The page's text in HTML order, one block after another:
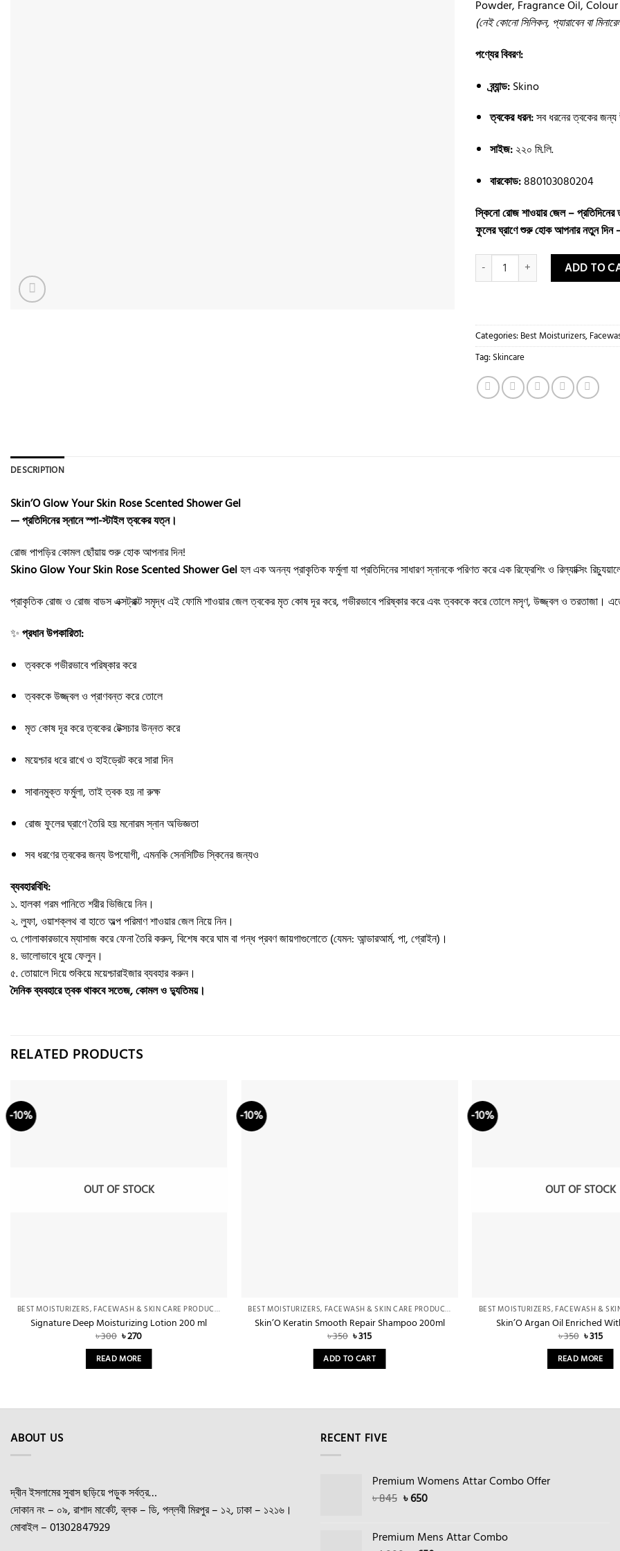
Powder, Fragrance Oil, Colour
(নেই কোনো সিলিকন, প্যারাবেন বা
পণ্যের বিবরণ:
ব্র্যান্ড:Skino
ত্বকের ধরন:সব ধরনের ত্বকের জন্য
সাইজ:২২০ মি.লি.
বারকোড:880103080204
স্কিনো রোজ শাওয়ার জেল –
ফুলের ঘ্রাণে শুরু হোক আপনার নতুন
Skin’O Glow Your Skin Rose
ADD TO
Categories: Best Moisturizers,
Tag: Skincare
DESCRIPTION
Skin’O Glow Your Skin Rose Scented Shower Gel
— প্রতিদিনের স্নানে স্পা-স্টাইল ত্বকের যত্ন।
রোজ পাপড়ির কোমল ছোঁয়ায় শুরু হোক আপনার দিন!
Skino Glow Your Skin Rose Scented Shower Gelহল এক অনন্য প্রাকৃতিক ফর্মুলা যা প্রতিদিনের সাধারণ স্নানকে পরিণত করে এক রিফ্রেশিং ও রিল্যাক্সিং
প্রাকৃতিক রোজ ও রোজ বাডস এক্সট্রাক্ট সমৃদ্ধ এই ফোমি শাওয়ার জেল ত্বকের মৃত কোষ দূর করে, গভীরভাবে পরিষ্কার করে এবং ত্বককে করে তোলে মসৃণ, উজ্জ্বল ও তরতাজা।
✨প্রধান উপকারিতা:
ত্বককে গভীরভাবে পরিষ্কার করে
ত্বককে উজ্জ্বল ও প্রাণবন্ত করে তোলে
মৃত কোষ দূর করে ত্বকের টেক্সচার উন্নত করে
ময়েশ্চার ধরে রাখে ও হাইড্রেট করে সারা দিন
সাবানমুক্ত ফর্মুলা, তাই ত্বক হয় না রুক্ষ
রোজ ফুলের ঘ্রাণে তৈরি হয় মনোরম স্নান অভিজ্ঞতা
সব ধরণের ত্বকের জন্য উপযোগী, এমনকি সেনসিটিভ স্কিনের জন্যও
ব্যবহারবিধি:
১. হালকা গরম পানিতে শরীর ভিজিয়ে নিন।
২. লুফা, ওয়াশক্লথ বা হাতে অল্প পরিমাণ শাওয়ার জেল নিয়ে নিন।
৩. গোলাকারভাবে ম্যাসাজ করে ফেনা তৈরি করুন, বিশেষ করে ঘাম বা গন্ধ প্রবণ জায়গাগুলোতে (যেমন: আন্ডারআর্ম, পা, গ্রোইন)।
৪. ভালোভাবে ধুয়ে ফেলুন।
৫. তোয়ালে দিয়ে শুকিয়ে ময়েশ্চারাইজার ব্যবহার করুন।
দৈনিক ব্যবহারে ত্বক থাকবে সতেজ, কোমল ও দ্যুতিময়।
RELATED PRODUCTS
-10%
OUT OF STOCK
BEST MOISTURIZERS, FACEWASH & SKIN CARE PRODUCTS IN BANGLADESH – FOR OILY & DRY SKIN
Signature Deep Moisturizing Lotion 200 ml
৳300 Original
price
was:
৳ 300.
৳270Current
price
READ MORE
-10%
BEST MOISTURIZERS, FACEWASH & SKIN CARE PRODUCTS IN BANGLADESH – FOR OILY & DRY SKIN
Skin’O Keratin Smooth Repair Shampoo 200ml
৳350 Original
price
was:
৳ 350.
৳315Current
price
is:
৳ 315.
ADD TO CART
-10%
OUT OF STOCK
Skin’O Argan Oil Enriched
৳350 Original
price
was:
৳ 350.
৳315
price
is:
৳ 315.
READ MORE
ABOUT US
দ্বীন ইসলামের সুবাস ছড়িয়ে পড়ুক সর্বত্র…
দোকান নং – ০৯, রাশাদ মার্কেট, ব্লক – ডি, পল্লবী মিরপুর – ১২, ঢাকা – ১২১৬।
মোবাইল – 01302847929
RECENT FIVE
Premium Womens Attar Combo Offer
৳845 Original
৳ 845.
৳650Current
৳ 650.
Premium Mens Attar Combo